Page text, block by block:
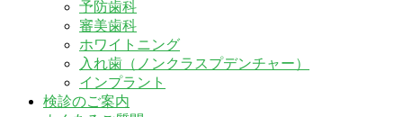
予防歯科
審美歯科
ホワイトニング
入れ歯（ノンクラスプデンチャー）
インプラント
検診のご案内